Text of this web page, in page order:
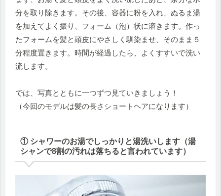
分を取り除きます。その後、容器に粉を入れ、ぬるま湯
を加えてよく振り、フォーム（泡）状に溶きます。作っ
たフォームを髪と頭皮にやさしく馴染ませ、そのまま５
分程度置きます。時間が経過したら、よくすすいで洗い
流します。
では、写真とともに一つずつ見ていきましょう！
（今回のモデルは髪の長さショートヘアになります）
① シャワーのお湯でしっかりと湯洗いします（湯
シャンで8割の汚れは落ちると言われています）